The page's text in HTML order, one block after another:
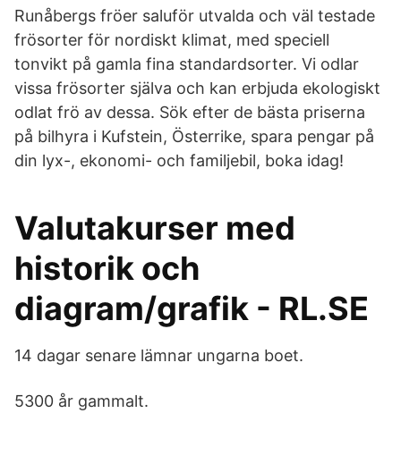
Runåbergs fröer saluför utvalda och väl testade
frösorter för nordiskt klimat, med speciell
tonvikt på gamla fina standardsorter. Vi odlar
vissa frösorter själva och kan erbjuda ekologiskt
odlat frö av dessa. Sök efter de bästa priserna
på bilhyra i Kufstein, Österrike, spara pengar på
din lyx-, ekonomi- och familjebil, boka idag!
Valutakurser med
historik och
diagram/grafik - RL.SE
14 dagar senare lämnar ungarna boet.
5300 år gammalt.